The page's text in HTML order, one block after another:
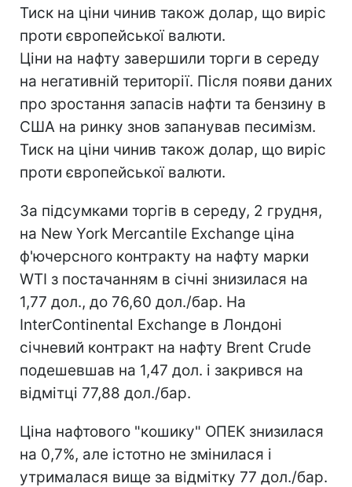
Тиск на ціни чинив також долар, що виріс
проти європейської валюти.
Ціни на нафту завершили торги в середу
на негативній території. Після появи даних
про зростання запасів нафти та бензину в
США на ринку знов запанував песимізм.
Тиск на ціни чинив також долар, що виріс
проти європейської валюти.
За підсумками торгів в середу, 2 грудня,
на New York Mercantile Exchange ціна
ф'ючерсного контракту на нафту марки
WTI з постачанням в січні знизилася на
1,77 дол., до 76,60 дол./бар. На
InterСontinental Exchange в Лондоні
січневий контракт на нафту Brent Crude
подешевшав на 1,47 дол. і закрився на
відмітці 77,88 дол./бар.
Ціна нафтового "кошику" ОПЕК знизилася
на 0,7%, але істотно не змінилася і
утрималася вище за відмітку 77 дол./бар.